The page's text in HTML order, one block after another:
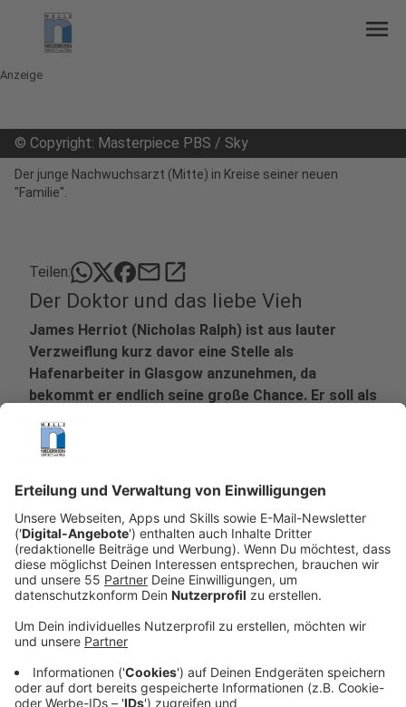
menu
Anzeige
© Copyright: Masterpiece PBS / Sky
Der junge Nachwuchsarzt (Mitte) in Kreise seiner neuen
"Familie".
Teilen: mailopen_in_new
Der Doktor und das liebe Vieh
James Herriot (Nicholas Ralph) ist aus lauter
Verzweiflung kurz davor eine Stelle als
Hafenarbeiter in Glasgow anzunehmen, da
bekommt er endlich seine große Chance. Er soll als
Yorkshire anfangen.
Anzeige
Dort soll er Landtierarzt Dr. Siegfried Farnon (Samuel
raus, dass der bärbeißige Farnon gar keinen
Assistenten will. Denn hinter der Einladung zum
Bewerbungsgespräch steckt seine Haushälterin Mrs.
Hall (Anna Madeley). Sie fürchtet, dass sich ihr Chef